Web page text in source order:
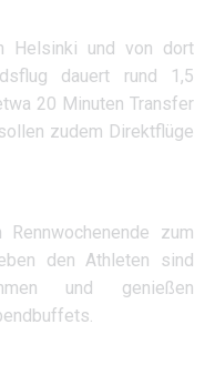
Helsinki und von dort
dauert rund 1,5
20 Minuten Transfer
zudem Direktflüge
zum
den Athleten sind
und genießen